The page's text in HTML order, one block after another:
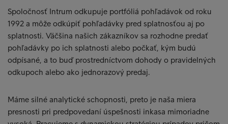
Spoločnosť Intrum odkupuje portfóliá pohľadávok od roku
1992 a môže odkúpiť pohľadávky pred splatnosťou aj po
splatnosti. Väčšina našich zákazníkov sa rozhodne predať
pohľadávky po ich splatnosti alebo počkať, kým budú
odpísané, a to buď prostredníctvom dohody o pravidelných
odkupoch alebo ako jednorazový predaj.
Máme silné analytické schopnosti, preto je naša miera
presnosti pri predpovedaní úspešnosti inkasa mimoriadne